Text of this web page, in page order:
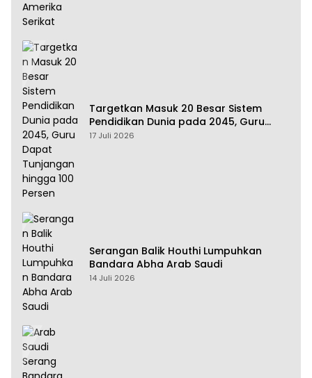
Targetkan Masuk 20 Besar Sistem
Pendidikan Dunia pada 2045, Guru
Dapat Tunjangan hingga 100 Persen
17 Juli 2026
Serangan Balik Houthi Lumpuhkan
Bandara Abha Arab Saudi
14 Juli 2026